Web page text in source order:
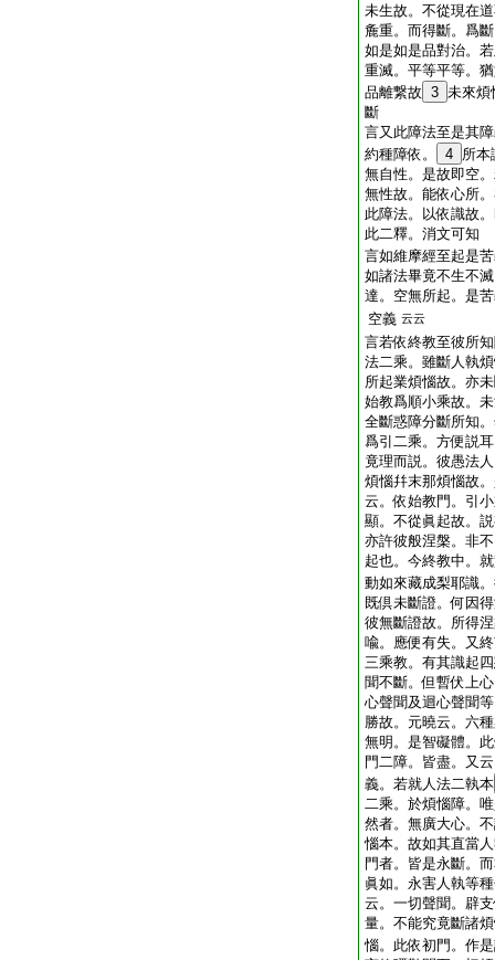
未生故。不從現在
麁重。而得斷。爲
如是如是品對治。
重滅。平等平等。
品離繋故 3 未來煩
斷
言又此障法至是其
約種障依。
4 所本
無自性。是故即空
無性故。能依心所
此障法。以依識故
此二釋。消文可知
言如維摩經至起是
如諸法畢竟不生不
達。空無所起。是
空義 云云
言若依終教至彼所
法二乘。雖斷人執
所起業煩惱故。亦
始教爲順小乘故。
全斷惑障分斷所知
爲引二乘。方便説
竟理而説。彼愚法
煩惱幷末那煩惱故
云。依始教門。引
顯。不從眞起故。
亦許彼般涅槃。非
起也。今終教中。
動如來藏成梨耶識
既倶未斷證。何因
彼無斷證故。所得
喩。應便有失。又
三乘教。有其識起
聞不斷。但暫伏上
心聲聞及迴心聲聞
勝故。元曉云。六
無明。是智礙體。
門二障。皆盡。又
義。若就人法二執本
二乘。於煩惱障。
然者。無廣大心。
惱本。故如其直當
門者。皆是永斷。
眞如。永害人執等
云。一切聲聞。辟
量。不能究竟斷諸
惱。此依初門。作